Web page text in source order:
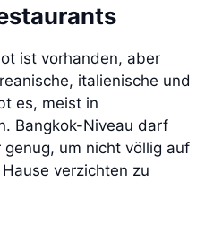
ist vorhanden, aber
italienische und
es, meist in
Bangkok-Niveau darf
um nicht völlig auf
verzichten zu